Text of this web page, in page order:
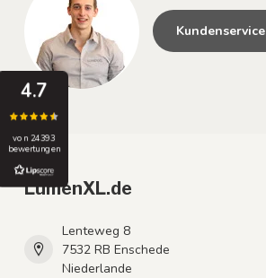
4.7
von 24393
bewertungen
Kundenservice
LumenXL.de
Lenteweg 8
7532 RB Enschede
Niederlande